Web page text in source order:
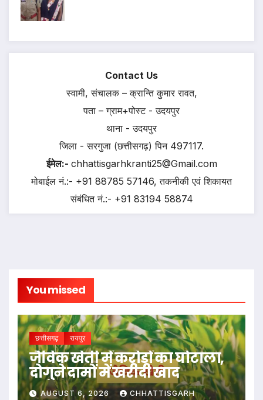
Contact Us
स्वामी, संचालक – क्रान्ति कुमार रावत,
पता – ग्राम+पोस्ट - उदयपुर
थाना - उदयपुर
जिला - सरगुजा (छत्तीसगढ़) पिन 497117.
ईमेल:- chhattisgarhkranti25@Gmail.com
मोबाईल नं.:- +91 88785 57146, तकनीकी एवं शिकायत
संबंधित नं.:- +91 83194 58874
You missed
छत्तीसगढ़ रायपुर
जैविक खेती में करोड़ों का घोटाला,
दोगुने दामों में खरीदी खाद
AUGUST 6, 2026 CHHATTISGARH